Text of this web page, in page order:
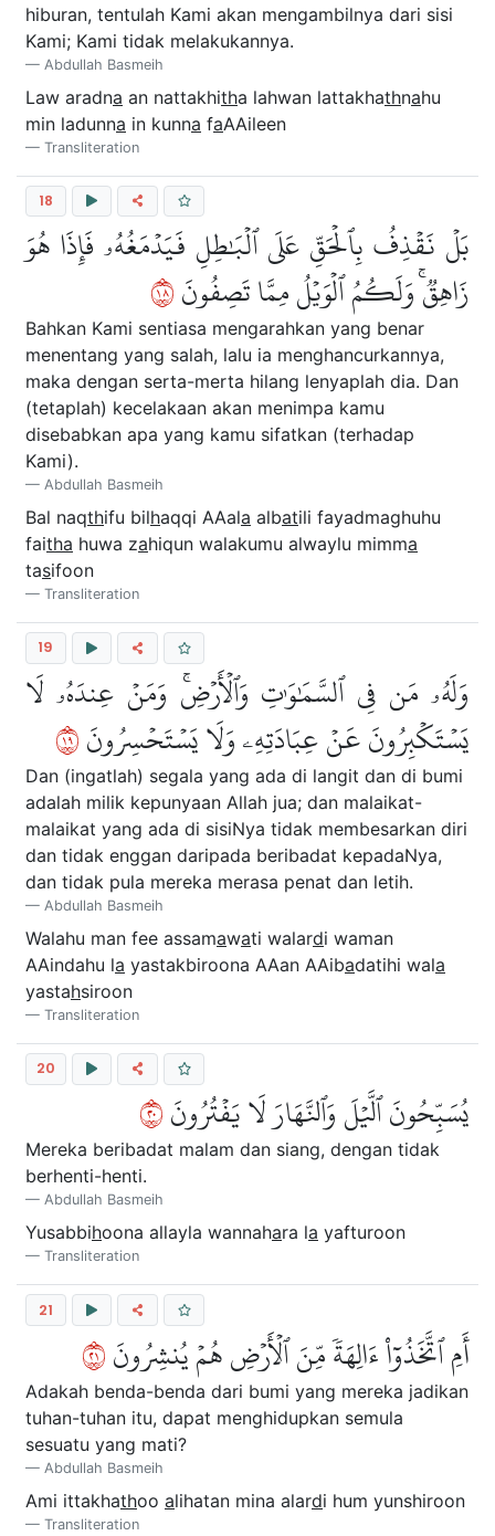
hiburan, tentulah Kami akan mengambilnya dari sisi
Kami; Kami tidak melakukannya.
Abdullah Basmeih
Law aradna an nattakhitha lahwan lattakhathnahu
min ladunna in kunna faAAileen
Transliteration
18
بَلۡ نَقۡذِفُ بِٱلۡحَقِّ عَلَى ٱلۡبَٰطِلِ فَيَدۡمَغُهُۥ فَإِذَا هُوَ
زَاهِقٞۚ وَلَكُمُ ٱلۡوَيۡلُ مِمَّا تَصِفُونَ٨١
Bahkan Kami sentiasa mengarahkan yang benar
menentang yang salah, lalu ia menghancurkannya,
maka dengan serta-merta hilang lenyaplah dia. Dan
(tetaplah) kecelakaan akan menimpa kamu
disebabkan apa yang kamu sifatkan (terhadap
Kami).
Abdullah Basmeih
Bal naqthifu bilhaqqi AAala albatili fayadmaghuhu
faitha huwa zahiqun walakumu alwaylu mimma
tasifoon
Transliteration
19
وَلَهُۥ مَن فِي ٱلسَّمَٰوَٰتِ وَٱلۡأَرۡضِۚ وَمَنۡ عِندَهُۥ لَا
يَسۡتَكۡبِرُونَ عَنۡ عِبَادَتِهِۦ وَلَا يَسۡتَحۡسِرُونَ٩١
Dan (ingatlah) segala yang ada di langit dan di bumi
adalah milik kepunyaan Allah jua; dan malaikat-
malaikat yang ada di sisiNya tidak membesarkan diri
dan tidak enggan daripada beribadat kepadaNya,
dan tidak pula mereka merasa penat dan letih.
Abdullah Basmeih
Walahu man fee assamawati walardi waman
AAindahu la yastakbiroona AAan AAibadatihi wala
yastahsiroon
Transliteration
20
يُسَبِّحُونَ ٱلَّيۡلَ وَٱلنَّهَارَ لَا يَفۡتُرُونَ٠٢
Mereka beribadat malam dan siang, dengan tidak
berhenti-henti.
Abdullah Basmeih
Yusabbihoona allayla wannahara la yafturoon
Transliteration
21
أَمِ ٱتَّخَذُوٓاْ ءَالِهَةٗ مِّنَ ٱلۡأَرۡضِ هُمۡ يُنشِرُونَ١٢
Adakah benda-benda dari bumi yang mereka jadikan
tuhan-tuhan itu, dapat menghidupkan semula
sesuatu yang mati?
Abdullah Basmeih
Ami ittakhathoo alihatan mina alardi hum yunshiroon
Transliteration